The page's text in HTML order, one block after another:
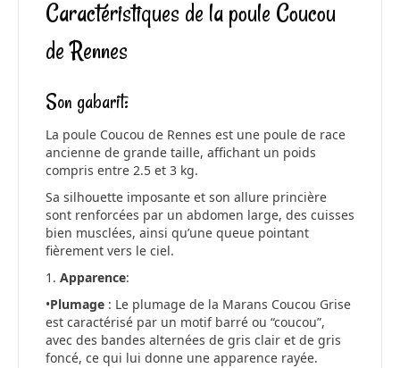
Caractéristiques de la poule Coucou
de Rennes
Son gabarit:
La poule Coucou de Rennes est une poule de race
ancienne de grande taille, affichant un poids
compris entre 2.5 et 3 kg.
Sa silhouette imposante et son allure princière
sont renforcées par un abdomen large, des cuisses
bien musclées, ainsi qu’une queue pointant
fièrement vers le ciel.
1. Apparence:
•Plumage : Le plumage de la Marans Coucou Grise
est caractérisé par un motif barré ou “coucou”,
avec des bandes alternées de gris clair et de gris
foncé, ce qui lui donne une apparence rayée.